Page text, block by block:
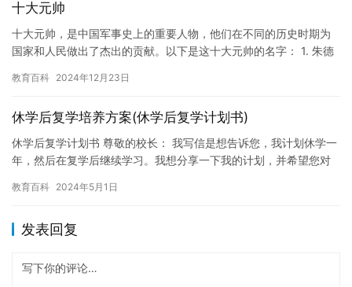
十大元帅
十大元帅，是中国军事史上的重要人物，他们在不同的历史时期为
国家和人民做出了杰出的贡献。以下是这十大元帅的名字： 1. 朱德
教育百科 2024年12月23日
休学后复学培养方案(休学后复学计划书)
休学后复学计划书 尊敬的校长： 我写信是想告诉您，我计划休学一
年，然后在复学后继续学习。我想分享一下我的计划，并希望您对
间…
教育百科 2024年5月1日
发表回复